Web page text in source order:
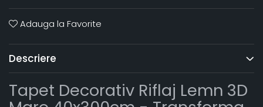
Adauga la Favorite
Descriere
Tapet Decorativ Riflaj Lemn 3D